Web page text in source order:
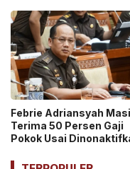
Sistem Open Dumping!
Febrie Adriansyah
Terima 50 Persen Gaji
Pokok Usai
ASN Dihentikan!